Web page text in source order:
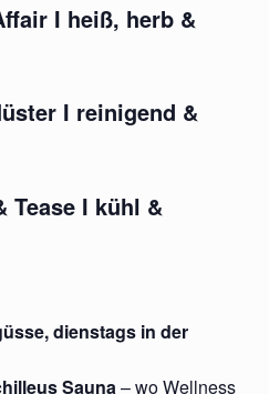
I heiß, herb &
I reinigend &
Tease I kühl &
dienstags in der
Sauna– wo Wellness